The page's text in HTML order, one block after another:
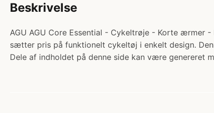
Beskrivelse
AGU AGU Core Essential - Cykeltrøje - Korte ærmer
sætter pris på funktionelt cykeltøj i enkelt design.
Dele af indholdet på denne side kan være genereret